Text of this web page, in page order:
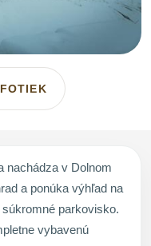
nachádza v Dolnom
a ponúka výhľad na
parkovisko.
vybavenú